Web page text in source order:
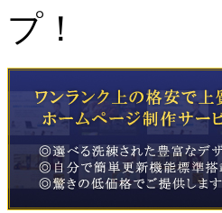
プ！